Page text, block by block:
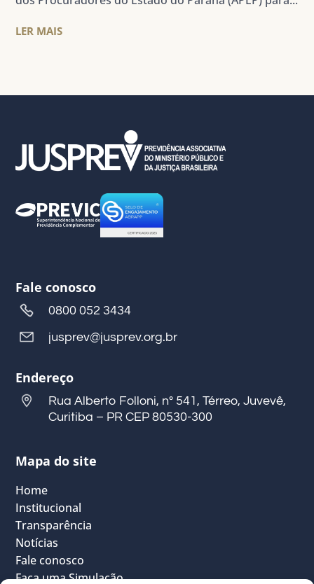
LER MAIS
Fale conosco
0800 052 3434
jusprev@jusprev.org.br
Endereço
Rua Alberto Folloni, nº 541, Térreo, Juvevê,
Curitiba – PR CEP 80530-300
Mapa do site
Home
Institucional
Transparência
Notícias
Fale conosco
Faça uma Simulação